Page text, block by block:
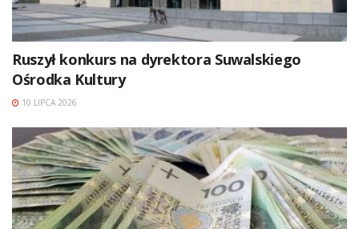
Ruszył konkurs na dyrektora Suwalskiego
Ośrodka Kultury
10 LIPCA 2026